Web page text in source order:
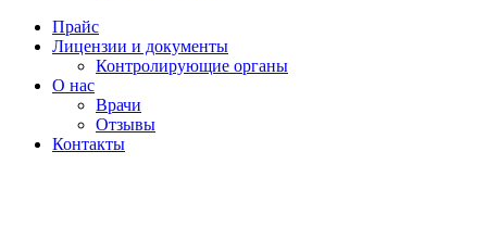
Прайс
Лицензии и документы
Контролирующие органы
О нас
Врачи
Отзывы
Контакты